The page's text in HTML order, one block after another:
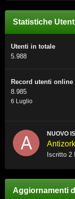
Statistiche
Utenti in totale
5.988
Record utenti online
8.985
6 Luglio
NUOVO
Antizork
Iscritto 2
Aggiornamenti